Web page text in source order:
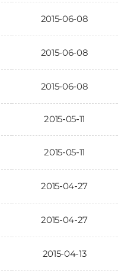
2015-06-08
2015-06-08
2015-06-08
2015-05-11
2015-05-11
2015-04-27
2015-04-27
2015-04-13